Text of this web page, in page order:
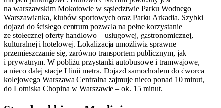
na warszawskim Mokotowie w sąsiedztwie Parku Wodnego
Warszawianka, klubów sportowych oraz Parku Arkadia. Szybki
dojazd do ścisłego centrum pozwala na pełne korzystanie
ze stołecznej oferty handlowo – usługowej, gastronomicznej,
kulturalnej i hotelowej. Lokalizacja umożliwia sprawne
przemieszczanie się, zarówno transportem publicznym, jak
i prywatnym. W pobliżu przystanki autobusowe i tramwajowe,
a nieco dalej stacje I linii metra. Dojazd samochodem do dworca
kolejowego Warszawa Centralna zajmuje nieco ponad 10 minut,
do Lotniska Chopina w Warszawie – ok. 15 minut.